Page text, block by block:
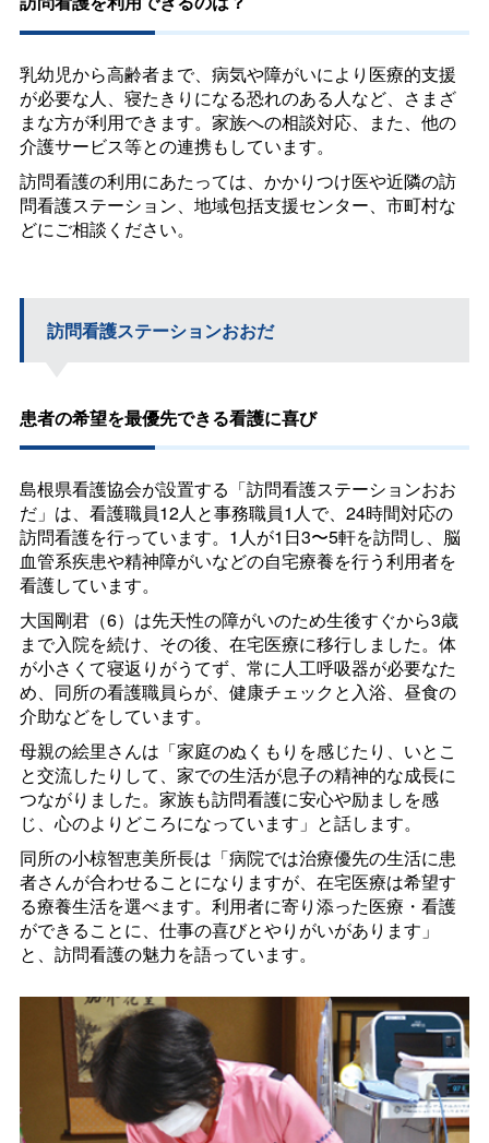
乳幼児から高齢者まで、病気や障がいにより医療的支援
が必要な人、寝たきりになる恐れのある人など、さまざ
まな方が利用できます。家族への相談対応、また、他の
介護サービス等との連携もしています。
訪問看護の利用にあたっては、かかりつけ医や近隣の訪
問看護ステーション、地域包括支援センター、市町村な
どにご相談ください。
訪問看護ステーションおおだ
患者の希望を最優先できる看護に喜び
島根県看護協会が設置する「訪問看護ステーションおお
だ」は、看護職員12人と事務職員1人で、24時間対応の
訪問看護を行っています。1人が1日3〜5軒を訪問し、脳
血管系疾患や精神障がいなどの自宅療養を行う利用者を
看護しています。
大国剛君（6）は先天性の障がいのため生後すぐから3歳
まで入院を続け、その後、在宅医療に移行しました。体
が小さくて寝返りがうてず、常に人工呼吸器が必要なた
め、同所の看護職員らが、健康チェックと入浴、昼食の
介助などをしています。
母親の絵里さんは「家庭のぬくもりを感じたり、いとこ
と交流したりして、家での生活が息子の精神的な成長に
つながりました。家族も訪問看護に安心や励ましを感
じ、心のよりどころになっています」と話します。
同所の小椋智恵美所長は「病院では治療優先の生活に患
者さんが合わせることになりますが、在宅医療は希望す
る療養生活を選べます。利用者に寄り添った医療・看護
ができることに、仕事の喜びとやりがいがあります」
と、訪問看護の魅力を語っています。